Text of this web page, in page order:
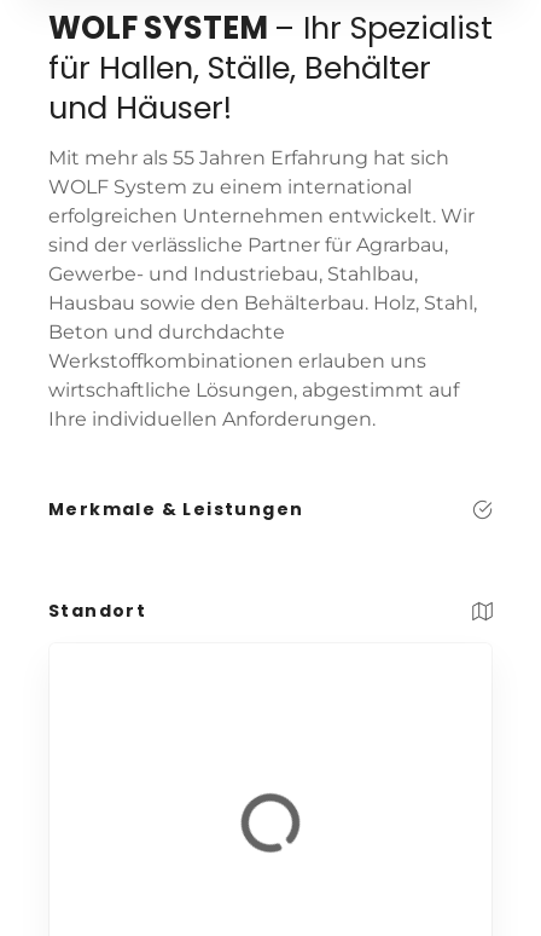
WOLF SYSTEM – Ihr Spezialist
für Hallen, Ställe, Behälter
und Häuser!
Mit mehr als 55 Jahren Erfahrung hat sich
WOLF System zu einem international
erfolgreichen Unternehmen entwickelt. Wir
sind der verlässliche Partner für Agrarbau,
Gewerbe- und Industriebau, Stahlbau,
Hausbau sowie den Behälterbau. Holz, Stahl,
Beton und durchdachte
Werkstoffkombinationen erlauben uns
wirtschaftliche Lösungen, abgestimmt auf
Ihre individuellen Anforderungen.
Merkmale & Leistungen
Standort